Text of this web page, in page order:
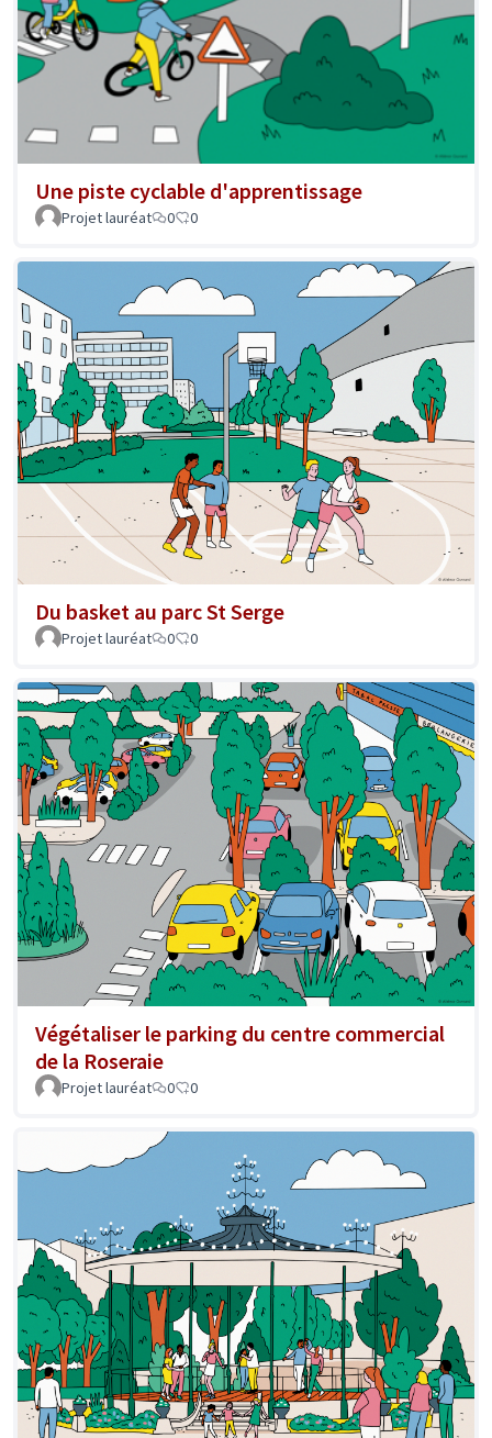
Une piste cyclable d'apprentissage
Projet lauréat 0 0
Du basket au parc St Serge
Projet lauréat 0 0
Végétaliser le parking du centre commercial
de la Roseraie
Projet lauréat 0 0